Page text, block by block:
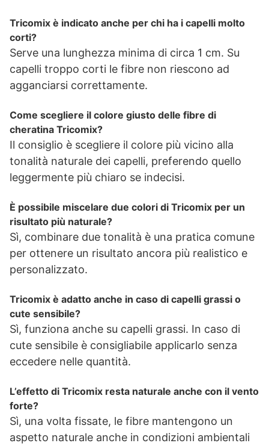
Tricomix è indicato anche per chi ha i capelli molto
corti?
Serve una lunghezza minima di circa 1 cm. Su
capelli troppo corti le fibre non riescono ad
agganciarsi correttamente.
Come scegliere il colore giusto delle fibre di
cheratina Tricomix?
Il consiglio è scegliere il colore più vicino alla
tonalità naturale dei capelli, preferendo quello
leggermente più chiaro se indecisi.
È possibile miscelare due colori di Tricomix per un
risultato più naturale?
Sì, combinare due tonalità è una pratica comune
per ottenere un risultato ancora più realistico e
personalizzato.
Tricomix è adatto anche in caso di capelli grassi o
cute sensibile?
Sì, funziona anche su capelli grassi. In caso di
cute sensibile è consigliabile applicarlo senza
eccedere nelle quantità.
L’effetto di Tricomix resta naturale anche con il vento
forte?
Sì, una volta fissate, le fibre mantengono un
aspetto naturale anche in condizioni ambientali